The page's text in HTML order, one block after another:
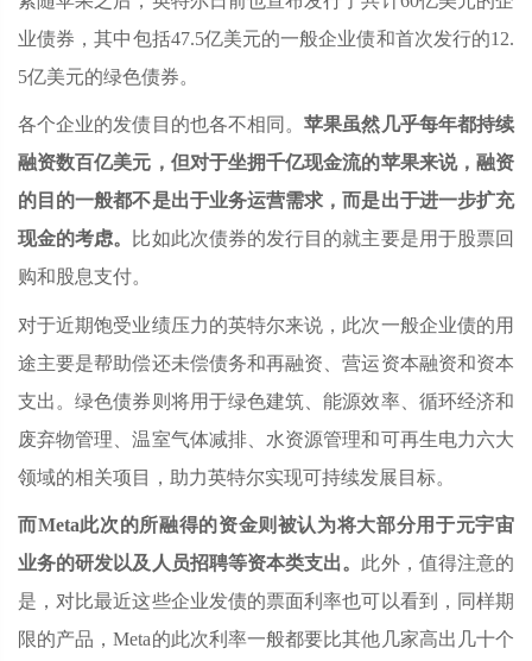
业债券，其中包括47.5亿美元的一般企业债和首次发行的12.
5亿美元的绿色债券。
各个企业的发债目的也各不相同。苹果虽然几乎每年都持续
融资数百亿美元，但对于坐拥千亿现金流的苹果来说，融资
的目的一般都不是出于业务运营需求，而是出于进一步扩充
现金的考虑。 比如此次债券的发行目的就主要是用于股票回
购和股息支付。
对于近期饱受业绩压力的英特尔来说，此次一般企业债的用
途主要是帮助偿还未偿债务和再融资、营运资本融资和资本
支出。绿色债券则将用于绿色建筑、能源效率、循环经济和
废弃物管理、温室气体减排、水资源管理和可再生电力六大
领域的相关项目，助力英特尔实现可持续发展目标。
而Meta此次的所融得的资金则被认为将大部分用于元宇宙
业务的研发以及人员招聘等资本类支出。 此外，值得注意的
是，对比最近这些企业发债的票面利率也可以看到，同样期
限的产品，Meta的此次利率一般都要比其他几家高出几十个